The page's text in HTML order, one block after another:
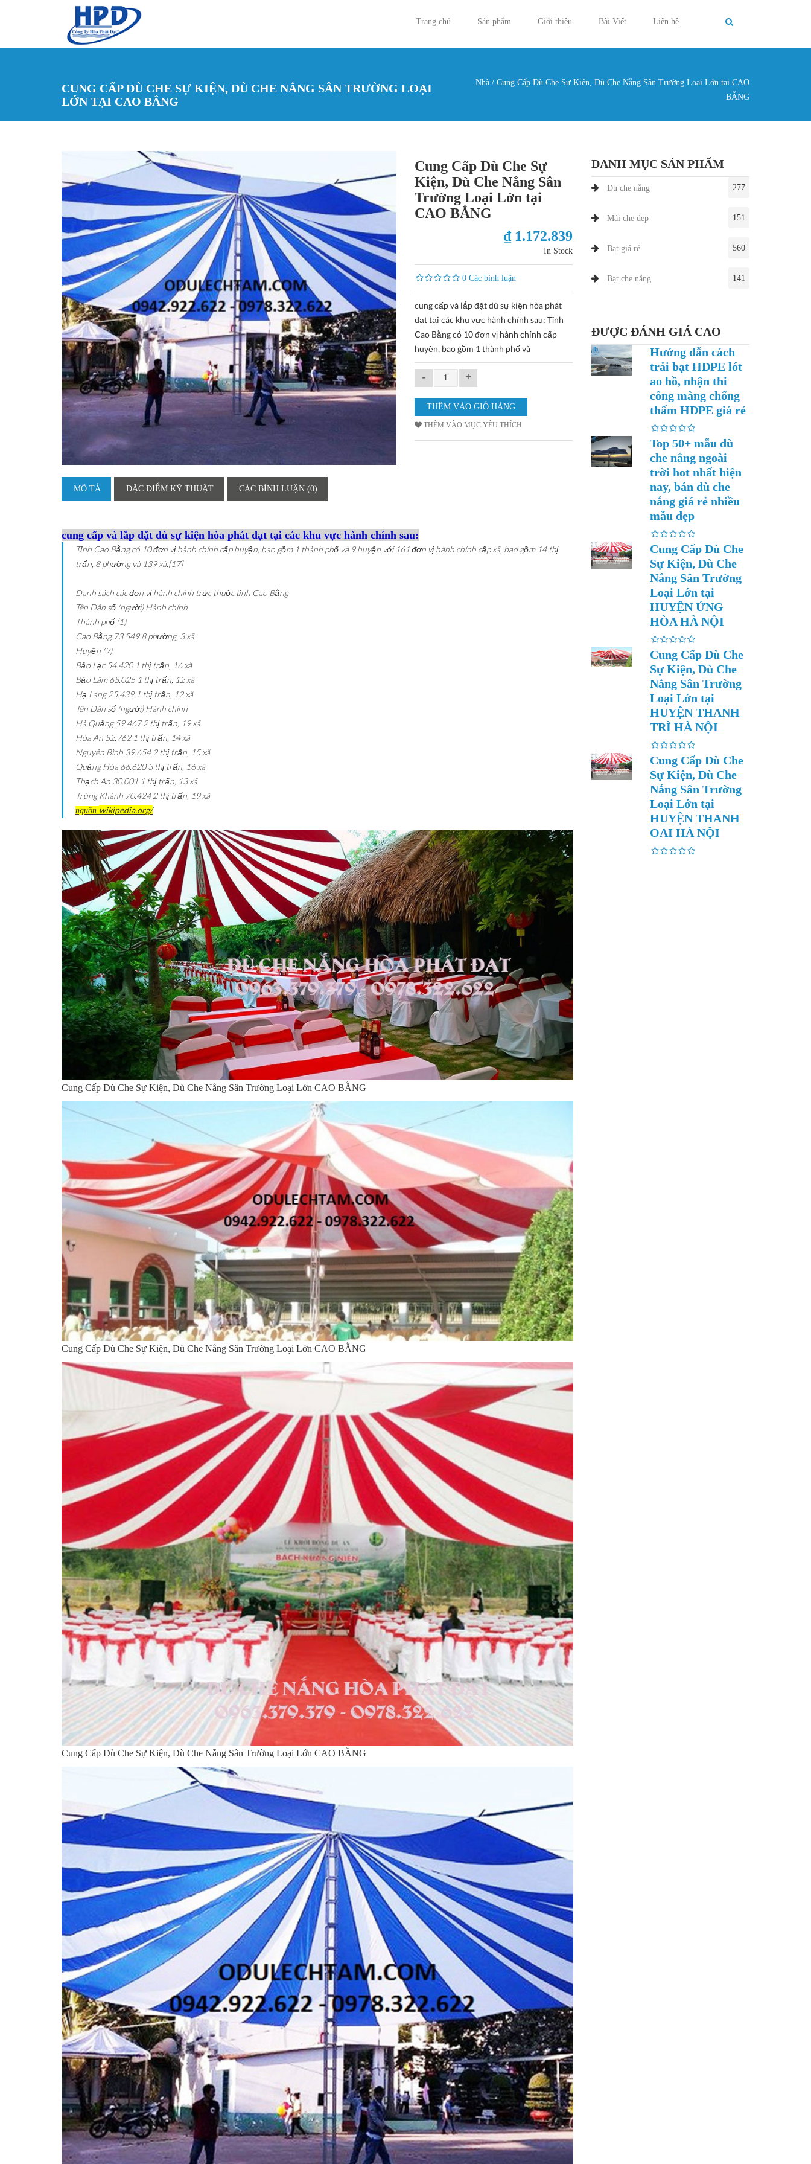
Trang chủ
Sản phẩm Giới thiệu Bài Viết Liên hệ
CUNG CẤP DÙ CHE SỰ KIỆN, DÙ CHE NẮNG SÂN TRƯỜNG LOẠI
LỚN TẠI CAO BẰNG
Nhà / Cung Cấp Dù Che Sự Kiện, Dù Che Nắng Sân Trường Loại Lớn tại CAO
BẰNG
Cung Cấp Dù Che Sự
Kiện, Dù Che Nắng Sân
Trường Loại Lớn tại
CAO BẰNG
₫ 1.172.839
In Stock
0 Các bình luận
cung cấp và lắp đặt dù sự kiện hòa phát
đạt tại các khu vực hành chính sau: Tỉnh
Cao Bằng có 10 đơn vị hành chính cấp
huyện, bao gồm 1 thành phố và
- +
THÊM VÀO MỤC YÊU THÍCH
MÔ TẢ ĐẶC ĐIỂM KỸ THUẬT CÁC BÌNH LUẬN (0)
cung cấp và lắp đặt dù sự kiện hòa phát đạt tại các khu vực hành chính sau:
Tỉnh Cao Bằng có 10 đơn vị hành chính cấp huyện, bao gồm 1 thành phố và 9 huyện với 161 đơn vị hành chính cấp xã, bao gồm 14 thị
trấn, 8 phường và 139 xã.[17]
Danh sách các đơn vị hành chính trực thuộc tỉnh Cao Bằng
Tên Dân số (người) Hành chính
Thành phố (1)
Cao Bằng 73.549 8 phường, 3 xã
Huyện (9)
Bảo Lạc 54.420 1 thị trấn, 16 xã
Bảo Lâm 65.025 1 thị trấn, 12 xã
Hạ Lang 25.439 1 thị trấn, 12 xã
Tên Dân số (người) Hành chính
Hà Quảng 59.467 2 thị trấn, 19 xã
Hòa An 52.762 1 thị trấn, 14 xã
Nguyên Bình 39.654 2 thị trấn, 15 xã
Quảng Hòa 66.620 3 thị trấn, 16 xã
Thạch An 30.001 1 thị trấn, 13 xã
Trùng Khánh 70.424 2 thị trấn, 19 xã
nguồn wikipedia.org/
Cung Cấp Dù Che Sự Kiện, Dù Che Nắng Sân Trường Loại Lớn CAO BẰNG
Cung Cấp Dù Che Sự Kiện, Dù Che Nắng Sân Trường Loại Lớn CAO BẰNG
Cung Cấp Dù Che Sự Kiện, Dù Che Nắng Sân Trường Loại Lớn CAO BẰNG
DANH MỤC SẢN PHẨM
Dù che nắng 277
Mái che đẹp 151
Bạt giá rẻ 560
Bạt che nắng 141
ĐƯỢC ĐÁNH GIÁ CAO
Hướng dẫn cách
trải bạt HDPE lót
ao hồ, nhận thi
công màng chống
thấm HDPE giá rẻ
Top 50+ mẫu dù
che nắng ngoài
trời hot nhất hiện
nay, bán dù che
nắng giá rẻ nhiều
mẫu đẹp
Cung Cấp Dù Che
Sự Kiện, Dù Che
Nắng Sân Trường
Loại Lớn tại
HUYỆN ỨNG
HÒA HÀ NỘI
Cung Cấp Dù Che
Sự Kiện, Dù Che
Nắng Sân Trường
Loại Lớn tại
HUYỆN THANH
TRÌ HÀ NỘI
Cung Cấp Dù Che
Sự Kiện, Dù Che
Nắng Sân Trường
Loại Lớn tại
HUYỆN THANH
OAI HÀ NỘI